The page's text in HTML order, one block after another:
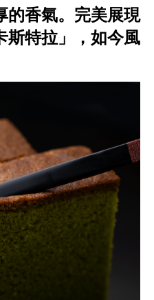
的香氣。完美展現
斯特拉」，如今風